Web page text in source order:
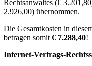
Rechtsanwaltes (€
2.926,00) übernommen.
Die Gesamtkosten in
betragen somit € 7.288,40!
Internet-Vertrags-